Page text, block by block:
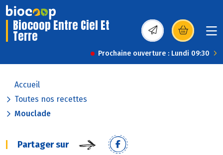
Biocoop Entre Ciel Et
Terre (s’ouvre dans une
Prochaine ouverture : Lundi 09:30
Accueil
Toutes nos recettes
Mouclade
Partager sur